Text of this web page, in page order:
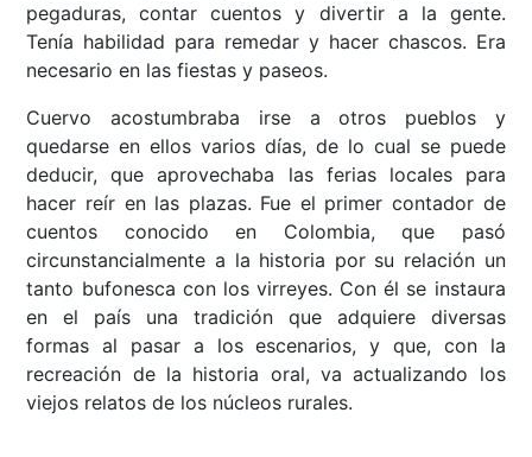
pegaduras, contar cuentos y divertir a la gente.
Tenía habilidad para remedar y hacer chascos. Era
necesario en las fiestas y paseos.
Cuervo acostumbraba irse a otros pueblos y
quedarse en ellos varios días, de lo cual se puede
deducir, que aprovechaba las ferias locales para
hacer reír en las plazas. Fue el primer contador de
cuentos conocido en Colombia, que pasó
circunstancialmente a la historia por su relación un
tanto bufonesca con los virreyes. Con él se instaura
en el país una tradición que adquiere diversas
formas al pasar a los escenarios, y que, con la
recreación de la historia oral, va actualizando los
viejos relatos de los núcleos rurales.